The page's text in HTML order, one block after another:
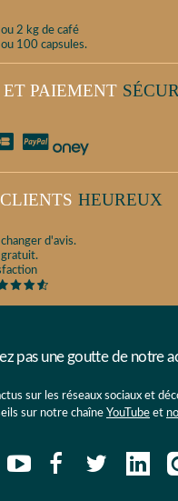
2 kg de café
100 capsules.
ET PAIEMENT
HEUREUX
d'avis.
pas une goutte de notre
sur les réseaux sociaux et
sur notre chaîne YouTube et